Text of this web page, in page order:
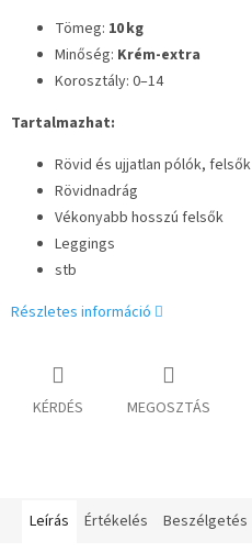
Tömeg: 10 kg
Minőség: Krém-extra
Korosztály: 0–14
Tartalmazhat:
Rövid és ujjatlan pólók, felsők
Rövidnadrág
Vékonyabb hosszú felsők
Leggings
stb
Részletes információ
KÉRDÉS MEGOSZTÁS
Leírás Értékelés Beszélgetés